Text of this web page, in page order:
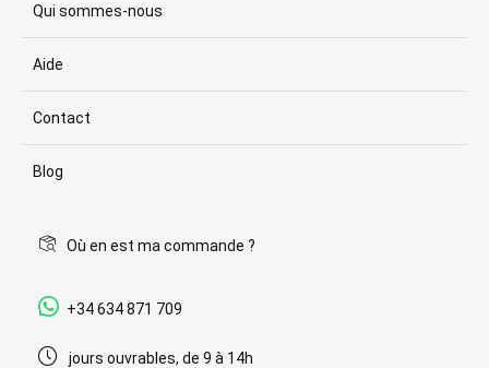
Qui sommes-nous
Aide
Contact
Blog
Où en est ma commande ?
+34 634 871 709
jours ouvrables, de 9 à 14h